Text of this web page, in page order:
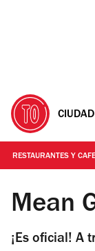
RESTAURANTES Y
Foto: Cortesía
Mean
¡Es oficial! A